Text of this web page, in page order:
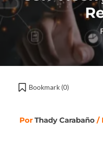
Bookmark (0)
PorThady Carabaño /